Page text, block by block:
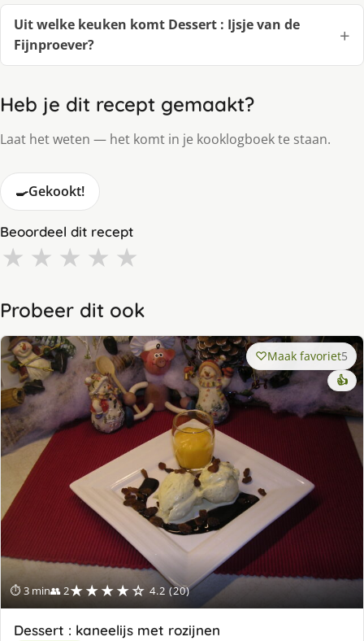
Uit welke keuken komt Dessert : Ijsje van de
Fijnproever?
Heb je dit recept gemaakt?
Laat het weten — het komt in je kooklogboek te staan.
🍳Gekookt!
Beoordeel dit recept
★ ★ ★ ★ ★
Probeer dit ook
⏱ 3 min👥 2★★★★☆ 4.2 (20)
Maak favoriet5
👍
Dessert : kaneelijs met rozijnen